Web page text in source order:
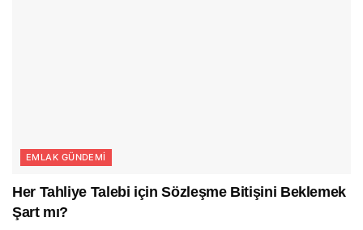
EMLAK GÜNDEMI
Her Tahliye Talebi için Sözleşme Bitişini Beklemek
Şart mı?